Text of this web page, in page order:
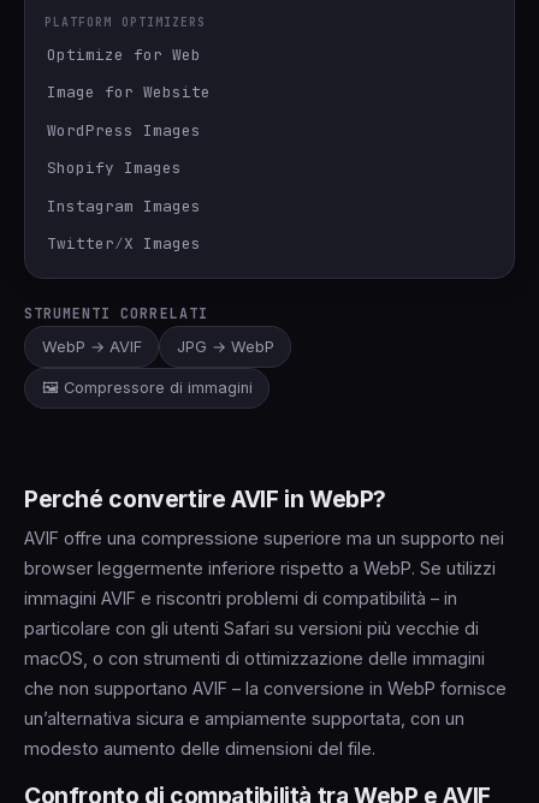
PLATFORM OPTIMIZERS
Optimize for Web
Image for Website
WordPress Images
Shopify Images
Instagram Images
Twitter∕X Images
STRUMENTI CORRELATI
WebP → AVIF
JPG → WebP
🖼️ Compressore di immagini
Perché convertire AVIF in WebP?
AVIF offre una compressione superiore ma un supporto nei
browser leggermente inferiore rispetto a WebP. Se utilizzi
immagini AVIF e riscontri problemi di compatibilità – in
particolare con gli utenti Safari su versioni più vecchie di
macOS, o con strumenti di ottimizzazione delle immagini
che non supportano AVIF – la conversione in WebP fornisce
un’alternativa sicura e ampiamente supportata, con un
modesto aumento delle dimensioni del file.
Confronto di compatibilità tra WebP e AVIF